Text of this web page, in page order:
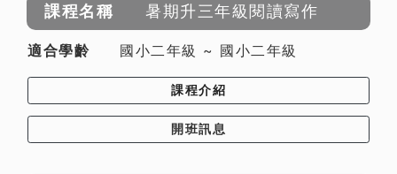
暑期升三年級閱讀寫作
國小二年級 ~ 國小二年級
課程介紹
開班訊息